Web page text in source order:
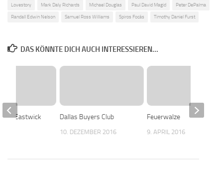
Lovestory Mark Daly Richards Michael Douglas Paul David Magid Peter DePalma
Randall Edwin Nelson Samuel Ross Williams Spiros Focás Timothy Daniel Furst
DAS KÖNNTE DICH AUCH INTERESSIEREN...
Dallas Buyers Club
10. DEZEMBER 2016
Feuerwalze
9. APRIL 2016
von Eastwick